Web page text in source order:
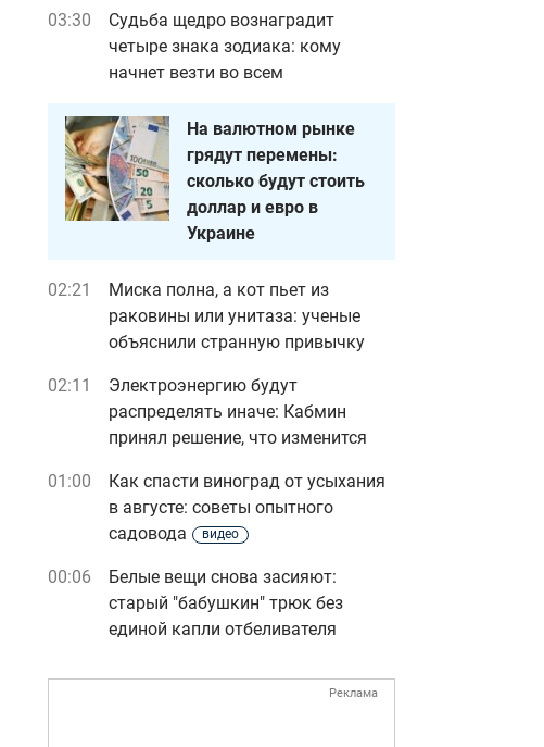
03:30
Судьба щедро вознаградит
четыре знака зодиака: кому
начнет везти во всем
На валютном рынке
грядут перемены:
сколько будут стоить
доллар и евро в
Украине
02:21
Миска полна, а кот пьет из
раковины или унитаза: ученые
объяснили странную привычку
02:11
Электроэнергию будут
распределять иначе: Кабмин
принял решение, что изменится
01:00
Как спасти виноград от усыхания
в августе: советы опытного
садовода
видео
00:06
Белые вещи снова засияют:
старый "бабушкин" трюк без
единой капли отбеливателя
Реклама